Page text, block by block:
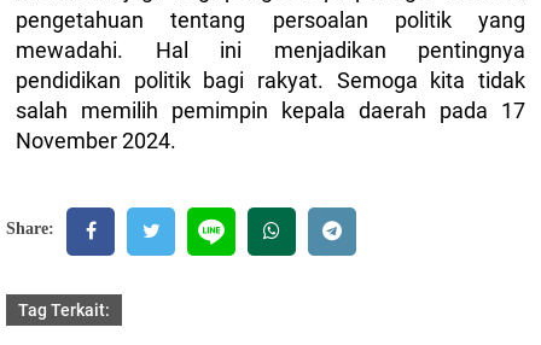
pengetahuan tentang persoalan politik yang
mewadahi. Hal ini menjadikan pentingnya
pendidikan politik bagi rakyat. Semoga kita tidak
salah memilih pemimpin kepala daerah pada 17
November 2024.
Share:
Tag Terkait: